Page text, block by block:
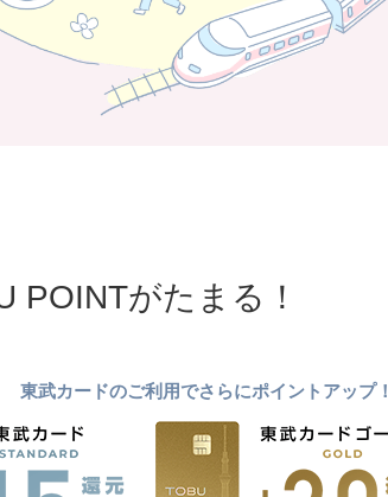
POINTがたまる！
武カードのご利用でさらにポイントアップ！